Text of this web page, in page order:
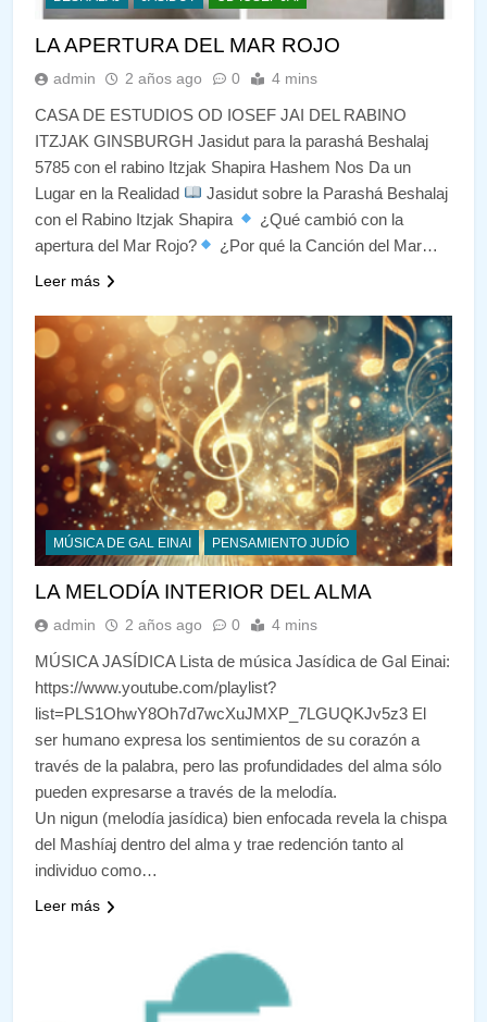
LA APERTURA DEL MAR ROJO
admin 2 años ago 0 4 mins
CASA DE ESTUDIOS OD IOSEF JAI DEL RABINO
ITZJAK GINSBURGH Jasidut para la parashá Beshalaj
5785 con el rabino Itzjak Shapira Hashem Nos Da un
Lugar en la Realidad
Jasidut sobre la Parashá Beshalaj
con el Rabino Itzjak Shapira
¿Qué cambió con la
apertura del Mar Rojo?
¿Por qué la Canción del Mar…
Leer más
MÚSICA DE GAL EINAI PENSAMIENTO JUDÍO
LA MELODÍA INTERIOR DEL ALMA
admin 2 años ago 0 4 mins
MÚSICA JASÍDICA Lista de música Jasídica de Gal Einai:
https://www.youtube.com/playlist?
list=PLS1OhwY8Oh7d7wcXuJMXP_7LGUQKJv5z3 El
ser humano expresa los sentimientos de su corazón a
través de la palabra, pero las profundidades del alma sólo
pueden expresarse a través de la melodía.
Un nigun (melodía jasídica) bien enfocada revela la chispa
del Mashíaj dentro del alma y trae redención tanto al
individuo como…
Leer más